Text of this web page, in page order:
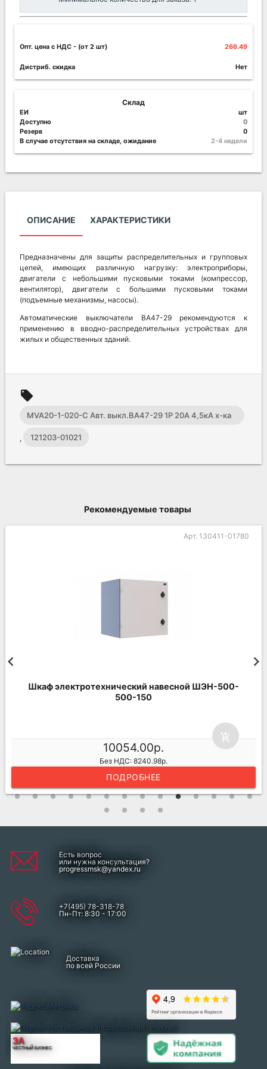
Опт. цена c НДС - (от 2 шт) 266.49
Дистриб. скидка Нет
Склад
ЕИ
шт
Доступно
0
Резерв
0
В случае отсутствия на складе, ожидание
2-4 недели
ОПИСАНИЕ ХАРАКТЕРИСТИКИ
Предназначены для защиты распределительных и групповых
цепей, имеющих различную нагрузку: электроприборы,
двигатели с небольшими пусковыми токами (компрессор,
вентилятор), двигатели с большими пусковыми токами
(подъемные механизмы, насосы).
Автоматические выключатели ВА47-29 рекомендуются к
применению в вводно-распределительных устройствах для
жилых и общественных зданий.
local_offer
MVA20-1-020-C Авт. выкл.ВА47-29 1Р 20А 4,5кА х-ка
С ИЭК
, 121203-01021
Рекомендуемые товары
Арт. 130411-01780
Шкаф электротехнический навесной ШЭН-500-
500-150
add_shopping_cart
10054.00р.
Без НДС: 8240.98р.
ПОДРОБНЕЕ
Есть вопрос
или нужна консультация?
progressmsk@yandex.ru
+7(495) 78-318-78
Пн-Пт: 8:30 - 17:00
Доставка
по всей России
ЗА
ЧЕСТНЫЙ БИЗНЕС